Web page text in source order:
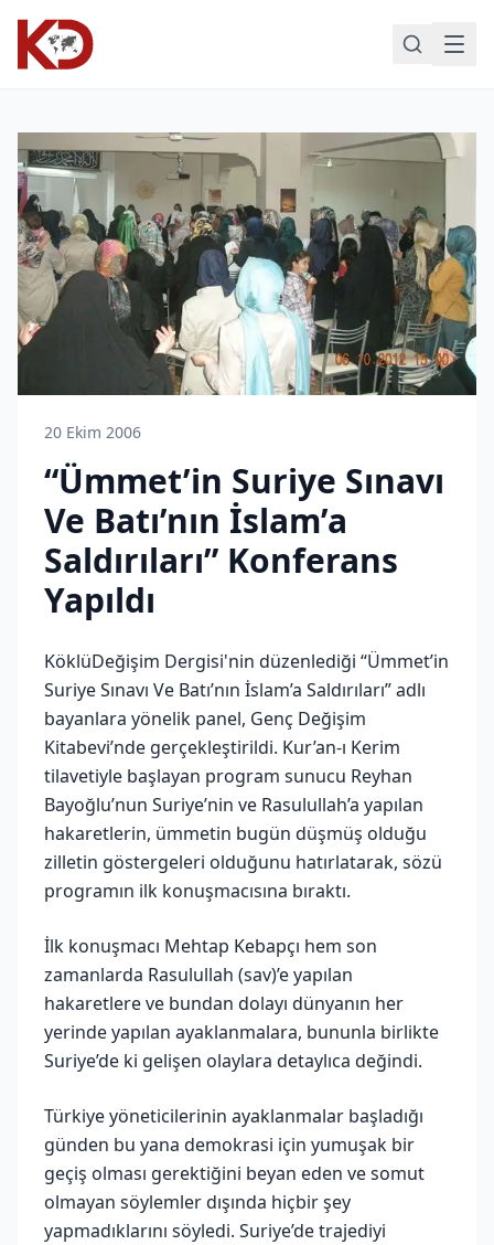
20 Ekim 2006
“Ümmet’in Suriye Sınavı
Ve Batı’nın İslam’a
Saldırıları” Konferans
Yapıldı
KöklüDeğişim Dergisi'nin düzenlediği “Ümmet’in
Suriye Sınavı Ve Batı’nın İslam’a Saldırıları” adlı
bayanlara yönelik panel, Genç Değişim
Kitabevi’nde gerçekleştirildi. Kur’an-ı Kerim
tilavetiyle başlayan program sunucu Reyhan
Bayoğlu’nun Suriye’nin ve Rasulullah’a yapılan
hakaretlerin, ümmetin bugün düşmüş olduğu
zilletin göstergeleri olduğunu hatırlatarak, sözü
programın ilk konuşmacısına bıraktı.
İlk konuşmacı Mehtap Kebapçı hem son
zamanlarda Rasulullah (sav)’e yapılan
hakaretlere ve bundan dolayı dünyanın her
yerinde yapılan ayaklanmalara, bununla birlikte
Suriye’de ki gelişen olaylara detaylıca değindi.
Türkiye yöneticilerinin ayaklanmalar başladığı
günden bu yana demokrasi için yumuşak bir
geçiş olması gerektiğini beyan eden ve somut
olmayan söylemler dışında hiçbir şey
yapmadıklarını söyledi. Suriye’de trajediyi